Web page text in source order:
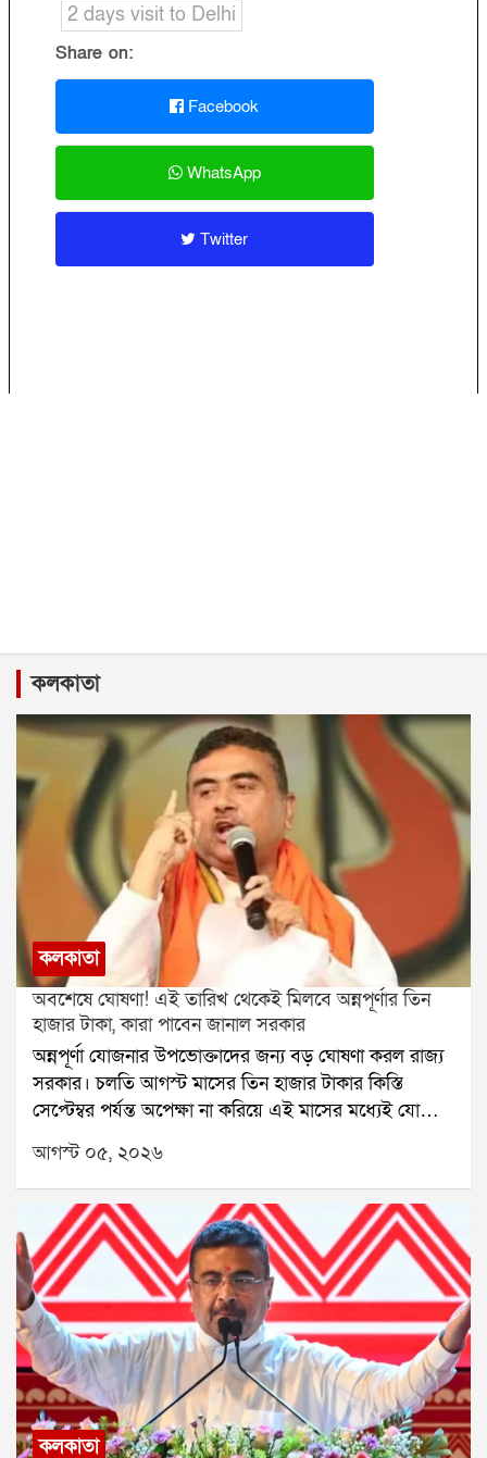
2 days visit to Delhi
Share on:
Facebook
WhatsApp
Twitter
কলকাতা
কলকাতা
অবশেষে ঘোষণা! এই তারিখ থেকেই মিলবে অন্নপূর্ণার তিন
হাজার টাকা, কারা পাবেন জানাল সরকার
অন্নপূর্ণা যোজনার উপভোক্তাদের জন্য বড় ঘোষণা করল রাজ্য
সরকার। চলতি আগস্ট মাসের তিন হাজার টাকার কিস্তি
সেপ্টেম্বর পর্যন্ত অপেক্ষা না করিয়ে এই মাসের মধ্যেই যোগ্য
উপভোক্তাদের অ্যাকাউন্টে পাঠানো হবে। সরকারের পক্ষ থেকে
জানানো হয়েছে, পনেরো আগস্টের পর থেকেই ধাপে ধাপে
টাকা পাঠানোর কাজ শুরু হবে।সরকারি সূত্রে জানা গিয়েছে,
অনলাইনে আবেদন করার সময় বহু ক্ষেত্রে ভুল তথ্য জমা
পড়েছে। কোথাও ভুল নথি, কোথাও আবার ব্যাঙ্কের তথ্যের
অসঙ্গতি ধরা পড়েছে। তাই প্রত্যেকটি আবেদন বিস্তারিতভাবে
খতিয়ে দেখতে বিডিও স্তরে সমীক্ষা শুরু হয়েছে। সমীক্ষা শেষ
হওয়ার পরেই প্রকৃত উপভোক্তাদের অ্যাকাউন্টে টাকা পাঠানো
হবে।নারী ও শিশুকল্যাণ মন্ত্রী মালতী রাভা রায় জানিয়েছেন,
যাঁরা প্রকৃতভাবে এই প্রকল্পের সুবিধা পাওয়ার যোগ্য, তাঁরাই
টাকা পাবেন। ভুল তথ্য দিয়ে আবেদন করলে বা যোগ্য না
হয়েও আবেদন করলে কোনওভাবেই টাকা দেওয়া হবে না।
আগস্ট ০৫, ২০২৬
কলকাতা